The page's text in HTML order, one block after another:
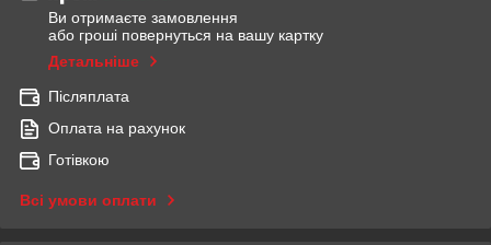
Ви отримаєте замовлення
або гроші повернуться на вашу картку
Детальніше
Післяплата
Оплата на рахунок
Готівкою
Всі умови оплати